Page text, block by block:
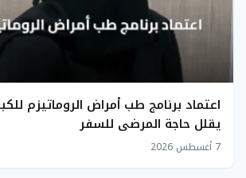
اعتماد برنامج طب أمراض الروماتيزم
يقلل حاجة المرضى للسفر
7 أغسطس 2026